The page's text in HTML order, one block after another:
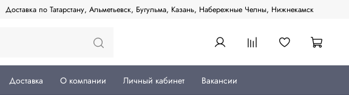
Доставка по Татарстану, Альметьевск, Бугульма, Казань, Набережные Челны, Нижнекамск
Доставка О компании Личный кабинет
Вакансии